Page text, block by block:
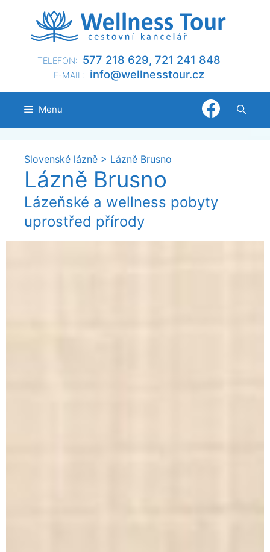
TELEFON: 577 218 629, 721 241 848
E-MAIL: zc.ru
otsse
nllew
@ofni
Menu
Slovenské lázně > Lázně Brusno
Lázně Brusno
Lázeňské a wellness pobyty
uprostřed přírody